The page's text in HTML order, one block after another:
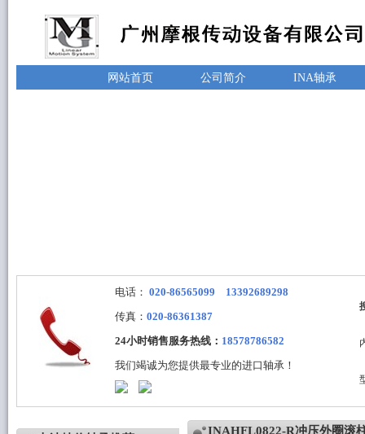
网站首页 公司简介 INA轴承
电话： 020-86565099 13392689298
传真： 020-86361387
24小时销售服务热线： 18578786582
我们竭诚为您提供最专业的进口轴承！
INAHFL0822-R冲压外圈滚